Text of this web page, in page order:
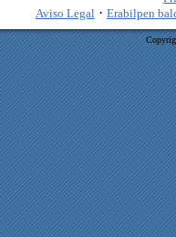
Aviso Legal · Erabilpen